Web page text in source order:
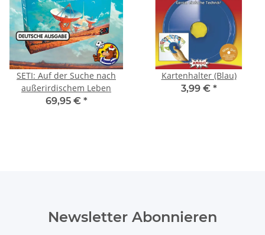
SETI: Auf der Suche nach
außerirdischem Leben
69,95 € *
Kartenhalter (Blau)
3,99 € *
Newsletter Abonnieren